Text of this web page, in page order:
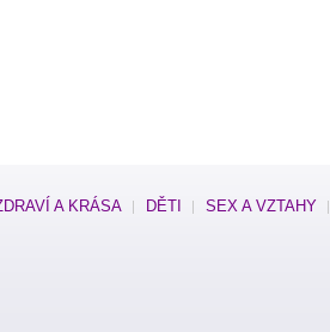
A KRÁSA DĚTI SEX A VZTAHY